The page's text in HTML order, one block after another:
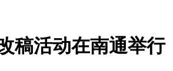
稿活动在南通举行